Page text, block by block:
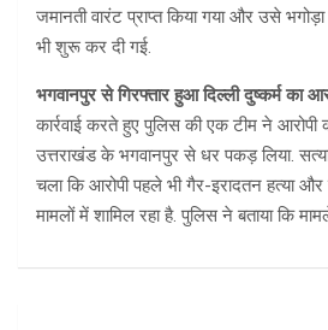
जमानती वारंट प्राप्त किया गया और उसे
भी शुरू कर दी गई.
भगवानपुर से गिरफ्तार हुआ दिल्ली दुष्कर्म का
कार्रवाई करते हुए पुलिस की एक टीम ने
उत्तराखंड के भगवानपुर से धर पकड़ लिया.
चला कि आरोपी पहले भी गैर-इरादतन हत्या
मामलों में शामिल रहा है. पुलिस ने बताया कि